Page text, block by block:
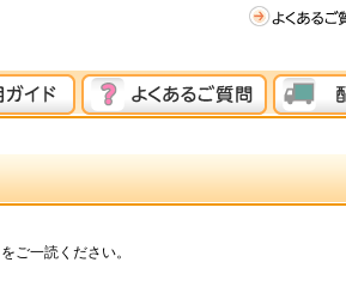
ご一読ください。